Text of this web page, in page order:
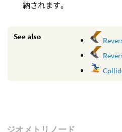
納されます。
See also
ジオメトリノード